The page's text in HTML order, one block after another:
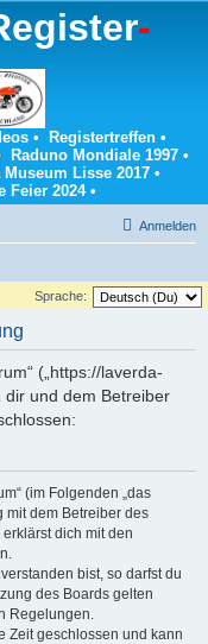
-
• Registertreffen•
Raduno Mondiale 1997•
Museum Lisse 2017 •
Feier 2024•
Anmelden
Sprache:
(„https://laverda-
dir und dem Betreiber
(im Folgenden „das
mit dem Betreiber des
dich mit den
bist, so darfst du
des Boards gelten
Regelungen.
Zeit geschlossen und kann